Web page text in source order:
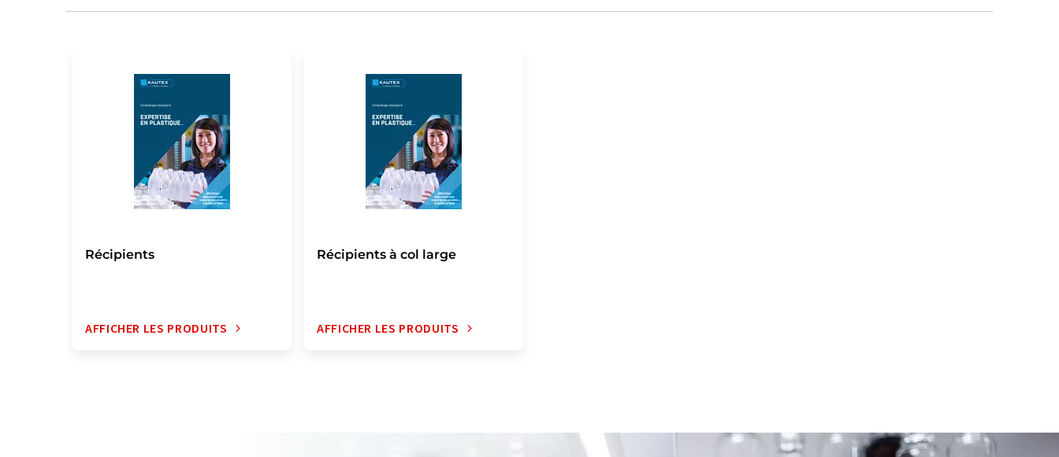
Récipients
AFFICHER LES PRODUITS
Récipients à col large
AFFICHER LES PRODUITS